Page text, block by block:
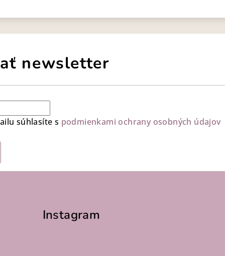
newsletter
súhlasíte s podmienkami ochrany osobných údajov
Instagram